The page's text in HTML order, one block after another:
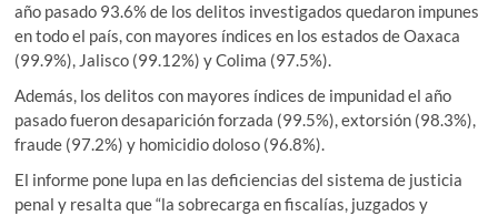
año pasado 93.6% de los delitos investigados quedaron impunes
en todo el país, con mayores índices en los estados de Oaxaca
(99.9%), Jalisco (99.12%) y Colima (97.5%).
Además, los delitos con mayores índices de impunidad el año
pasado fueron desaparición forzada (99.5%), extorsión (98.3%),
fraude (97.2%) y homicidio doloso (96.8%).
El informe pone lupa en las deficiencias del sistema de justicia
penal y resalta que “la sobrecarga en fiscalías, juzgados y